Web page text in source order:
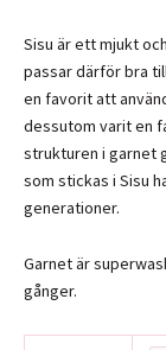
priset
var:
65,00 kr.
är:
Sisu är ett mjukt
passar därför bra
en favorit att
dessutom varit en
strukturen i garnet
som stickas i Sisu
generationer.
Garnet är
gånger.